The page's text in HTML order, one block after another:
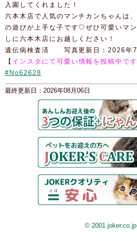
入園してくれました！
六本木店で人気のマンチカンちゃんは
の遊びが上手な子です♡ぜひ可愛いマ
しに六本木店にお越しください！
遺伝病検査済 写真更新日：2026年7
【 インスタにて可愛い情報を投稿中です
#No62628
最終更新日：2026年08月06日
© 2001 joker.co.jp